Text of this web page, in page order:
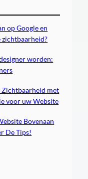
op Google en
worden:
met
voor uw Website
Bovenaan
De Tips!